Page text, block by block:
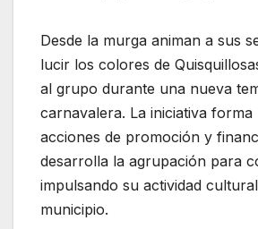
Desde la murga animan a sus
lucir los colores de
al grupo durante una nueva
carnavalera. La iniciativa forma
acciones de promoción y
desarrolla la agrupación para
impulsando su actividad
municipio.